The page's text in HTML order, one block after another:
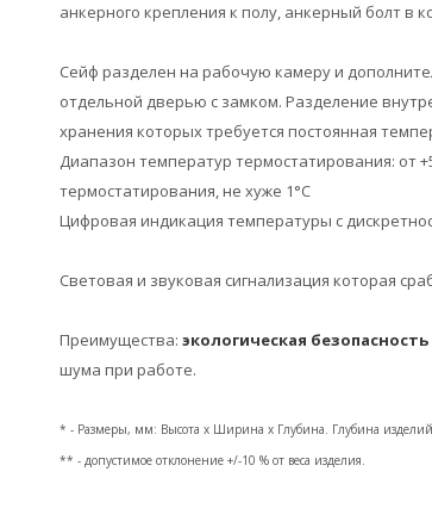
анкерного крепления к полу, анкерный болт в
Сейф разделен на рабочую камеру и
отдельной дверью с замком. Разделение
хранения которых требуется постоянная
Диапазон температур термостатирования: от
термостатирования, не хуже 1°С
Цифровая индикация температуры с
Световая и звуковая сигнализация которая
Преимущества: экологическая
шума при работе.
* - Размеры, мм: Высота x Ширина x Глубина. Глубина
** - допустимое отклонение +/-10 % от веса изделия.